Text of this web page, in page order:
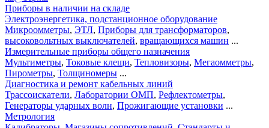
Приборы в наличии на складе
Электроэнергетика, подстанционное оборудование
Микроомметры, ЭТЛ, Приборы для трансформаторов,
высоковольтных выключателей, вращающихся машин ...
Измерительные приборы общего назначения
Мультиметры, Токовые клещи, Тепловизоры, Мегаомметры,
Пирометры, Толщиномеры ...
Диагностика и ремонт кабельных линий
Трассоискатели, Лаборатории ОМП, Рефлектометры,
Генераторы ударных волн, Прожигающие установки ...
Метрология